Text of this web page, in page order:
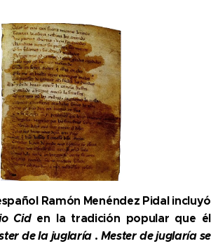
Ramón Menéndez Pidal incluyó
Ciden la tradición popular que él
de la juglaría . Mester de juglaría se